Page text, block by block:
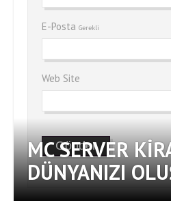
MC SERVER
DÜNYANIZI
E-Posta Gerekli
Web Site